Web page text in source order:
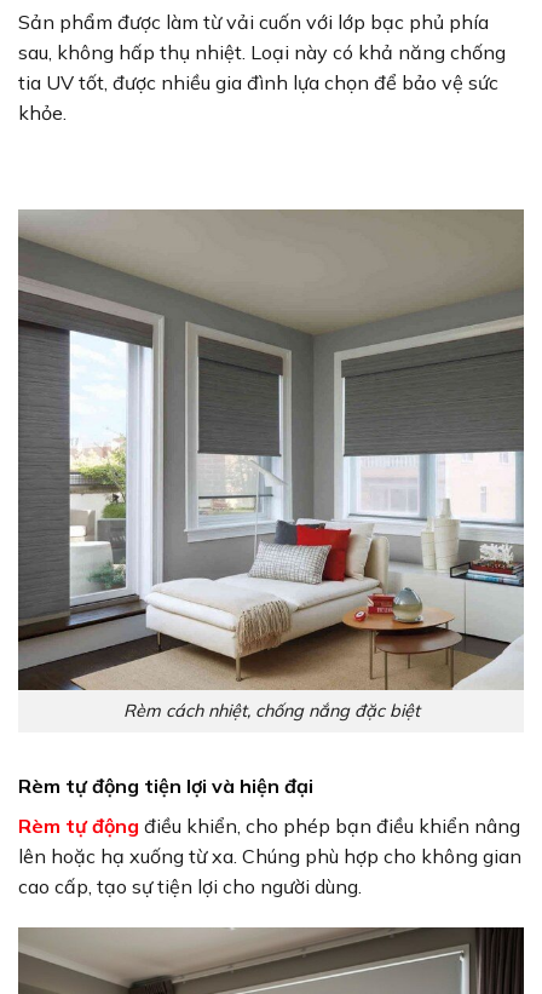
Sản phẩm được làm từ vải cuốn với lớp bạc phủ phía
sau, không hấp thụ nhiệt. Loại này có khả năng chống
tia UV tốt, được nhiều gia đình lựa chọn để bảo vệ sức
khỏe.
Rèm cách nhiệt, chống nắng đặc biệt
Rèm tự động tiện lợi và hiện đại
Rèm tự động điều khiển, cho phép bạn điều khiển nâng
lên hoặc hạ xuống từ xa. Chúng phù hợp cho không gian
cao cấp, tạo sự tiện lợi cho người dùng.